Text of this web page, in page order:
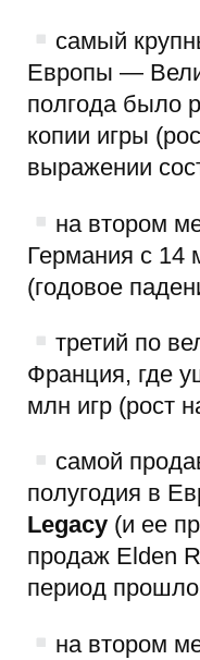
самый
Европы —
полгода было
копии игры
выражении
на втором
Германия с 14
(годовое
третий по
Франция, где
млн игр (рост
самой
полугодия в
Legacy (и ее
продаж Elden
период
на втором